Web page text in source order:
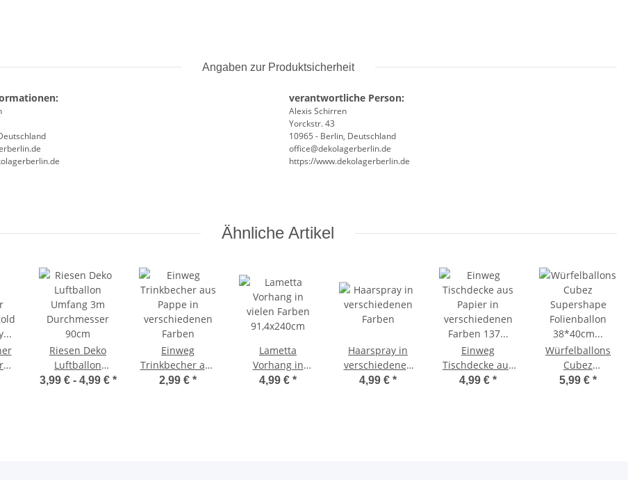
Angaben zur Produktsicherheit
verantwortliche Person:
Alexis Schirren
Yorckstr. 43
10965 - Berlin, Deutschland
office@dekolagerberlin.de
https://www.dekolagerberlin.de
Ähnliche Artikel
Riesen Deko
Luftballon
Umfang 3m
3,99 € - 4,99 € *
Einweg
Trinkbecher aus
Pappe in
2,99 € *
Lametta
Vorhang in
vielen Farben
4,99 € *
Haarspray in
verschiedenen
Farben
4,99 € *
Einweg
Tischdecke aus
Papier in
4,99 € *
Würfelballons
Cubez
Supershape
5,99 € *